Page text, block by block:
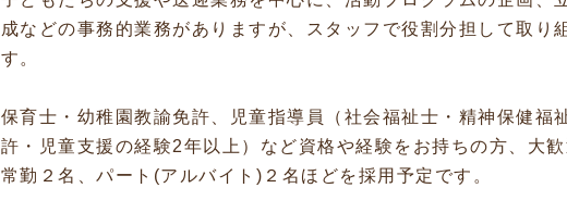
成などの事務的業務がありますが、スタッフで役割分担して取り
す。
保育士・幼稚園教諭免許、児童指導員（社会福祉士・精神保健福
許・児童支援の経験2年以上）など資格や経験をお持ちの方、大歓
常勤２名、パート(アルバイト)２名ほどを採用予定です。